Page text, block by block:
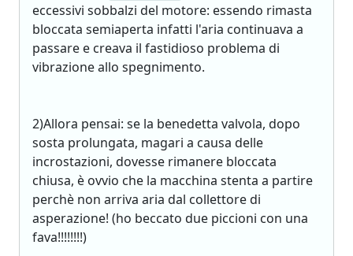
eccessivi sobbalzi del motore: essendo rimasta
bloccata semiaperta infatti l'aria continuava a
passare e creava il fastidioso problema di
vibrazione allo spegnimento.
2)Allora pensai: se la benedetta valvola, dopo
sosta prolungata, magari a causa delle
incrostazioni, dovesse rimanere bloccata
chiusa, è ovvio che la macchina stenta a partire
perchè non arriva aria dal collettore di
asperazione! (ho beccato due piccioni con una
fava!!!!!!!!)